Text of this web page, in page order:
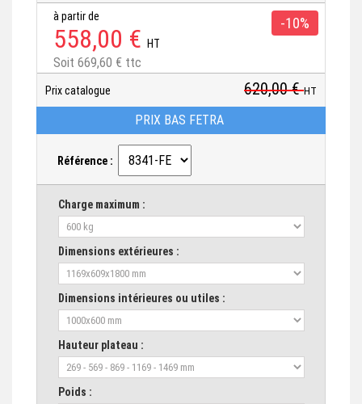
à partir de
558,00 € HT
Soit 669,60 € ttc
-10%
Prix catalogue 620,00 €HT
PRIX BAS FETRA
Référence :
Charge maximum :
Dimensions extérieures :
Dimensions intérieures ou utiles :
Hauteur plateau :
Poids :